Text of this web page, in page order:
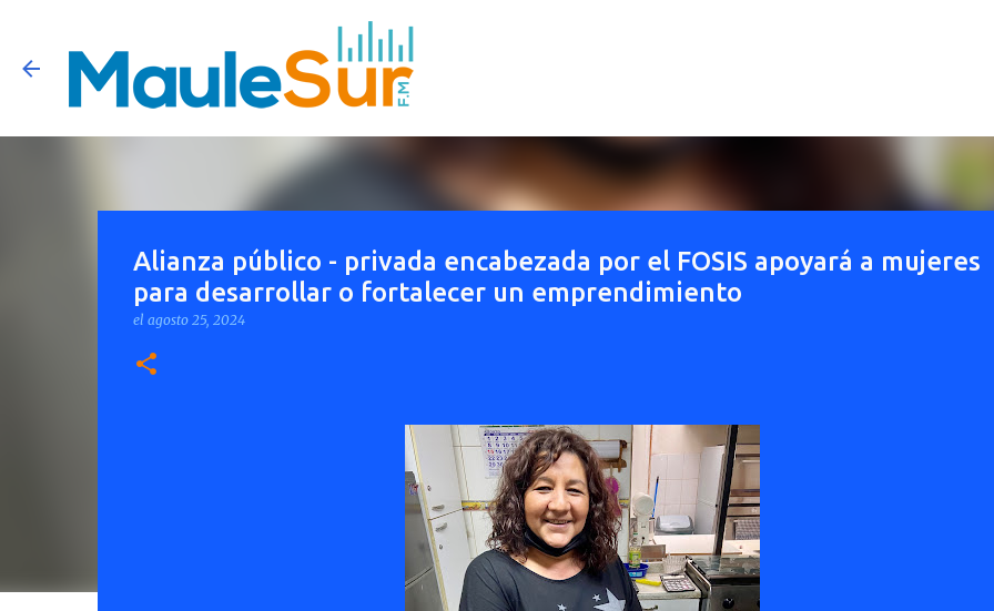
Alianza público - privada encabezada por el FOSIS apoyará a mujeres
para desarrollar o fortalecer un emprendimiento
el agosto 25, 2024